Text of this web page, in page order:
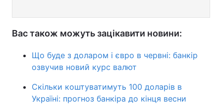
Вас також можуть зацікавити новини:
Що буде з доларом і євро в червні: банкір
озвучив новий курс валют
Скільки коштуватимуть 100 доларів в
Україні: прогноз банкіра до кінця весни